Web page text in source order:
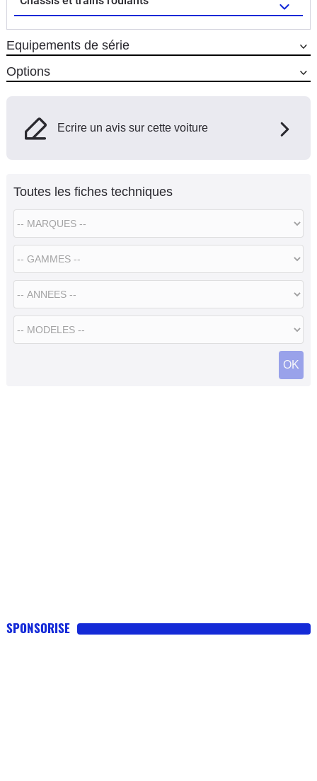
Equipements de série
Options
Ecrire un avis sur cette voiture
Toutes les fiches techniques
SPONSORISE